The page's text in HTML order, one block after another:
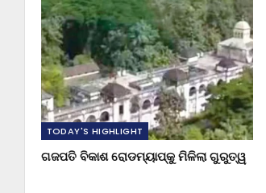
TODAY'S HIGHLIGHT
ଗଜପତି ବିକାଶ ରୋଡମ୍ୟାପ୍‌କୁ ମିଳିଲା ଗୁରୁତ୍ୱ